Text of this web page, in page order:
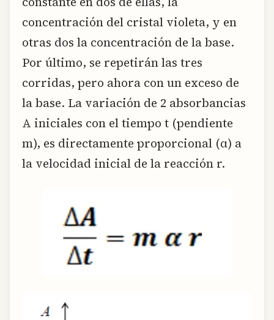
concentración del cristal violeta, y en
otras dos la concentración de la base.
Por último, se repetirán las tres
corridas, pero ahora con un exceso de
la base. La variación de 2 absorbancias
A iniciales con el tiempo t (pendiente
m), es directamente proporcional (α) a
la velocidad inicial de la reacción r.